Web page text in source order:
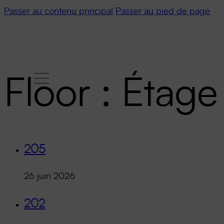
Passer au contenu principal Passer au pied de page
Floor :
205
26 juin 2026
202